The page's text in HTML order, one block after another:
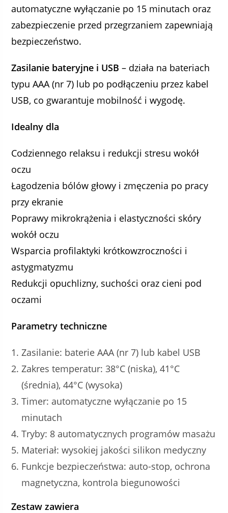
automatyczne wyłączanie po 15 minutach oraz
zabezpieczenie przed przegrzaniem zapewniają
bezpieczeństwo.
Zasilanie bateryjne i USB – działa na bateriach
typu AAA (nr 7) lub po podłączeniu przez kabel
USB, co gwarantuje mobilność i wygodę.
Idealny dla
Codziennego relaksu i redukcji stresu wokół
oczu
Łagodzenia bólów głowy i zmęczenia po pracy
przy ekranie
Poprawy mikrokrążenia i elastyczności skóry
wokół oczu
Wsparcia profilaktyki krótkowzroczności i
astygmatyzmu
Redukcji opuchlizny, suchości oraz cieni pod
oczami
Parametry techniczne
Zasilanie: baterie AAA (nr 7) lub kabel USB
Zakres temperatur: 38°C (niska), 41°C
(średnia), 44°C (wysoka)
Timer: automatyczne wyłączanie po 15
minutach
Tryby: 8 automatycznych programów masażu
Materiał: wysokiej jakości silikon medyczny
Funkcje bezpieczeństwa: auto-stop, ochrona
magnetyczna, kontrola biegunowości
Zestaw zawiera